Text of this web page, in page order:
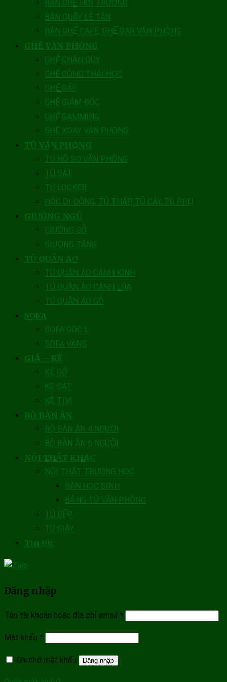
BÀN GHẾ HỘI TRƯỜNG
BÀN QUẦY LỄ TÂN
BÀN GHẾ CAFE, GHẾ BAR VĂN PHÒNG
GHẾ VĂN PHÒNG
GHẾ CHÂN QÙY
GHẾ CÔNG THÁI HỌC
GHẾ GẤP
GHẾ GIÁM ĐỐC
GHẾ GAMMING
GHẾ XOAY VĂN PHÒNG
TỦ VĂN PHÒNG
TỦ HỒ SƠ VĂN PHÒNG
TỦ SẮT
TỦ LOCKER
HỘC DI ĐỘNG, TỦ THẤP, TỦ CÂY, TỦ PHỤ
GIƯỜNG NGỦ
GIƯỜNG GỖ
GIƯỜNG TẦNG
TỦ QUẦN ÁO
TỦ QUẦN ÁO CÁNH KÍNH
TỦ QUẦN ÁO CÁNH LÙA
TỦ QUẦN ÁO GỖ
SOFA
SOFA GÓC L
SOFA VĂNG
GIÁ – KỆ
KỆ GỖ
KỆ SẮT
KỆ TIVI
BỘ BÀN ĂN
BỘ BÀN ĂN 4 NGƯỜI
BỘ BÀN ĂN 6 NGƯỜI
NỘI THẤT KHÁC
NỘI THẤT TRƯỜNG HỌC
BÀN HỌC SINH
BẢNG TỪ VĂN PHÒNG
TỦ BẾP
TỦ GIẦY
Tin tức
Đăng nhập
Tên tài khoản hoặc địa chỉ email *
Mật khẩu *
Ghi nhớ mật khẩu Đăng nhập